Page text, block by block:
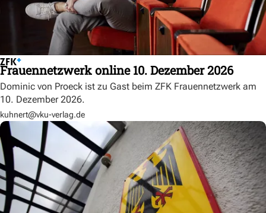
Frauennetzwerk online 10. Dezember 2026
Dominic von Proeck ist zu Gast beim ZFK Frauennetzwerk am
10. Dezember 2026.
kuhnert@vku-verlag.de